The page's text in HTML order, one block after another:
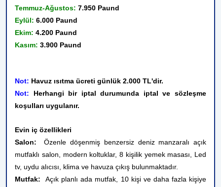
Temmuz-Ağustos: 7.950 Paund
Eylül: 6.000 Paund
Ekim: 4.200 Paund
Kasım: 3.900 Paund
Not: Havuz ısıtma ücreti günlük 2.000 TL'dir.
Not: Herhangi bir iptal durumunda iptal ve sözleşme
koşulları uygulanır.
Evin iç özellikleri
Salon: Özenle döşenmiş benzersiz deniz manzaralı açık
mutfaklı salon, modern koltuklar, 8 kişilik yemek masası, Led
tv, uydu alıcısı, klima ve havuza çıkış bulunmaktadır.
Mutfak: Açık planlı ada mutfak, 10 kişi ve daha fazla kişiye